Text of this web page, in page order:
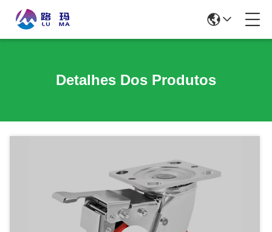
Detalhes Dos Produtos